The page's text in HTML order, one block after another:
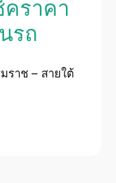
คราคา
รถ
ราช – สายใต้